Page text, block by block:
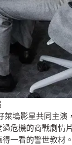
塢影星共同主演
危機的商戰劇情
一看的警世教材。